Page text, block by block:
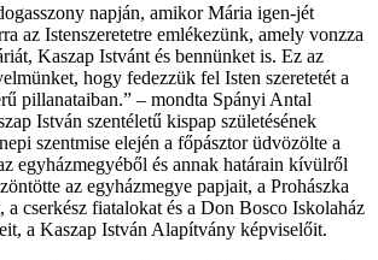
napján, amikor Mária igen-jét
az Istenszeretetre emlékezünk, amely vonzza
Kaszap Istvánt és bennünket is. Ez az
hogy fedezzük fel Isten szeretetét a
pillanataiban.” – mondta Spányi Antal
István szentéletű kispap születésének
szentmise elején a főpásztor üdvözölte a
egyházmegyéből és annak határain kívülről
az egyházmegye papjait, a Prohászka
a cserkész fiatalokat és a Don Bosco Iskolaház
a Kaszap István Alapítvány képviselőit.